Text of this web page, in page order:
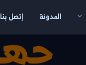
المدونة إتصل بنا